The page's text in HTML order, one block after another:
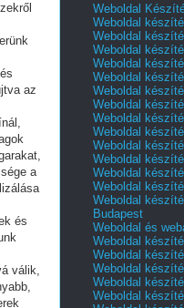
Weboldal
Weboldal
Weboldal
Weboldal
Weboldal
Weboldal
Weboldal
Weboldal
Weboldal
Weboldal
Weboldal
Weboldal
Weboldal
Weboldal
Weboldal
Budapest
Weboldal és
Weboldal
Weboldal
Weboldal
Weboldal
Weboldal